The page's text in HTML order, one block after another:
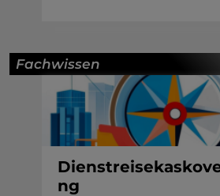
Fachwissen
ng